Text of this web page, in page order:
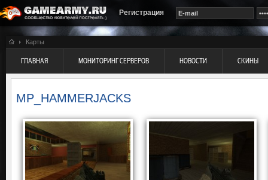
Регистрация
Карты
ГЛАВНАЯ МОНИТОРИНГ СЕРВЕРОВ НОВОСТИ СКИНЫ
MP_HAMMERJACKS